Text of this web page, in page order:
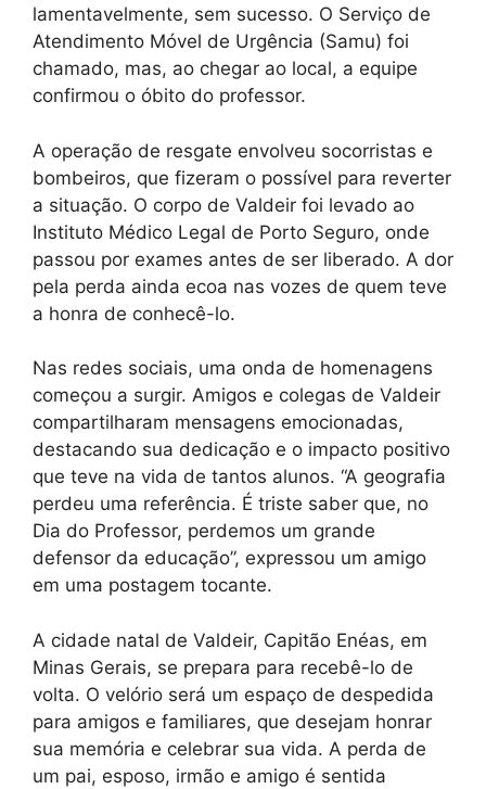
lamentavelmente, sem sucesso. O Serviço de
Atendimento Móvel de Urgência (Samu) foi
chamado, mas, ao chegar ao local, a equipe
confirmou o óbito do professor.
A operação de resgate envolveu socorristas e
bombeiros, que fizeram o possível para reverter
a situação. O corpo de Valdeir foi levado ao
Instituto Médico Legal de Porto Seguro, onde
passou por exames antes de ser liberado. A dor
pela perda ainda ecoa nas vozes de quem teve
a honra de conhecê-lo.
Nas redes sociais, uma onda de homenagens
começou a surgir. Amigos e colegas de Valdeir
compartilharam mensagens emocionadas,
destacando sua dedicação e o impacto positivo
que teve na vida de tantos alunos. “A geografia
perdeu uma referência. É triste saber que, no
Dia do Professor, perdemos um grande
defensor da educação”, expressou um amigo
em uma postagem tocante.
A cidade natal de Valdeir, Capitão Enéas, em
Minas Gerais, se prepara para recebê-lo de
volta. O velório será um espaço de despedida
para amigos e familiares, que desejam honrar
sua memória e celebrar sua vida. A perda de
um pai, esposo, irmão e amigo é sentida